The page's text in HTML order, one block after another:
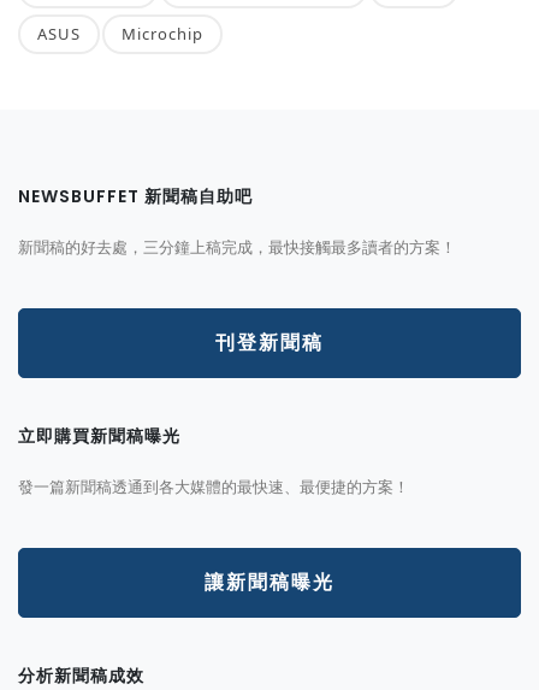
ASUS Microchip
NEWSBUFFET 新聞稿自助吧
新聞稿的好去處，三分鐘上稿完成，最快接觸最多讀者的方案！
刊登新聞稿
立即購買新聞稿曝光
發一篇新聞稿透通到各大媒體的最快速、最便捷的方案！
讓新聞稿曝光
分析新聞稿成效